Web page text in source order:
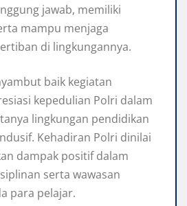
jawab, memiliki
mampu menjaga
di lingkungannya.
baik kegiatan
kepedulian Polri dalam
lingkungan pendidikan
Kehadiran Polri dinilai
dampak positif dalam
serta wawasan
para pelajar.